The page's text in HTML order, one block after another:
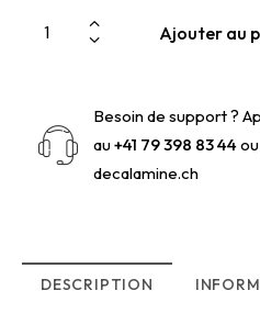
Ajouter au
Besoin de support ?
au+41 79 398 83 44
decalamine.ch
DESCRIPTION